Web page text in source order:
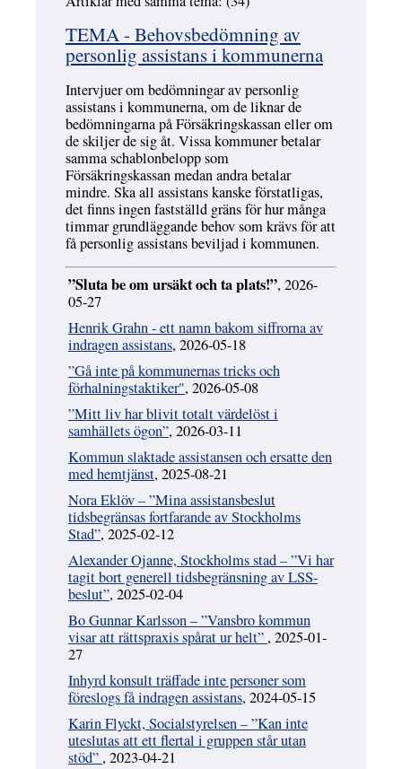
TEMA - Behovsbedömning av
personlig assistans i kommunerna
Intervjuer om bedömningar av personlig
assistans i kommunerna, om de liknar de
bedömningarna på Försäkringskassan eller om
de skiljer de sig åt. Vissa kommuner betalar
samma schablonbelopp som
Försäkringskassan medan andra betalar
mindre. Ska all assistans kanske förstatligas,
det finns ingen fastställd gräns för hur många
timmar grundläggande behov som krävs för att
få personlig assistans beviljad i kommunen.
”Sluta be om ursäkt och ta plats!”, 2026-
05-27
Henrik Grahn - ett namn bakom siffrorna av
indragen assistans, 2026-05-18
”Gå inte på kommunernas tricks och
förhalningstaktiker", 2026-05-08
”Mitt liv har blivit totalt värdelöst i
samhällets ögon”, 2026-03-11
Kommun slaktade assistansen och ersatte den
med hemtjänst, 2025-08-21
Nora Eklöv – ”Mina assistansbeslut
tidsbegränsas fortfarande av Stockholms
Stad”, 2025-02-12
Alexander Ojanne, Stockholms stad – ”Vi har
tagit bort generell tidsbegränsning av LSS-
beslut”, 2025-02-04
Bo Gunnar Karlsson – ”Vansbro kommun
visar att rättspraxis spårat ur helt” , 2025-01-
27
Inhyrd konsult träffade inte personer som
föreslogs få indragen assistans, 2024-05-15
Karin Flyckt, Socialstyrelsen – ”Kan inte
uteslutas att ett flertal i gruppen står utan
stöd” , 2023-04-21